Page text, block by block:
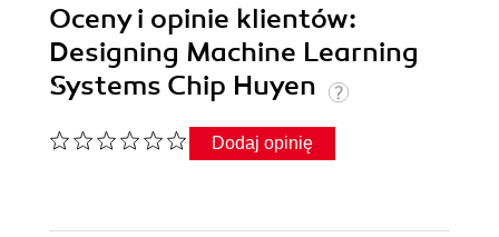
Oceny i opinie klientów:
Designing Machine Learning
Systems Chip Huyen
Dodaj opinię